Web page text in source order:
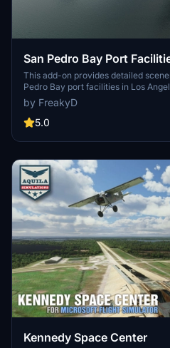
San Pedro Bay Port
Beach CA USA (V3.0
MSFS2024)
This add-on provides detailed
Pedro Bay port facilities in Los
specifically optimized for both
3.0 for MSFS2020 features
updates including new cargo crane
upgrades and new details while
by FreakyD
5.0
Kennedy Space Center